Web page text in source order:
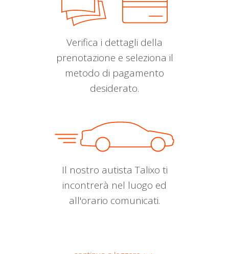
Verifica i dettagli della
prenotazione e seleziona il
metodo di pagamento
desiderato.
Il nostro autista Talixo ti
incontrerà nel luogo ed
all'orario comunicati.